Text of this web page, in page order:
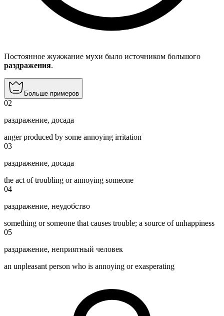
Постоянное жужжание мухи было источником большого
раздражения.
Больше примеров
02
раздражение, досада
anger produced by some annoying irritation
03
раздражение, досада
the act of troubling or annoying someone
04
раздражение, неудобство
something or someone that causes trouble; a source of unhappiness
05
раздражение, неприятный человек
an unpleasant person who is annoying or exasperating